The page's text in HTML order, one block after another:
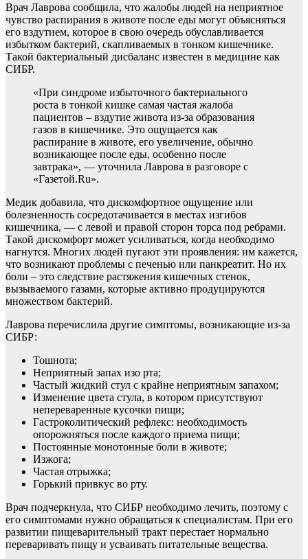
Врач Лаврова сообщила, что жалобы людей на неприятное
чувство распирания в животе после еды могут объясняться
его вздутием, которое в свою очередь обуславливается
избытком бактерий, скапливаемых в тонком кишечнике.
Такой бактериальный дисбаланс известен в медицине как
СИБР.
«При синдроме избыточного бактериального
роста в тонкой кишке самая частая жалоба
пациентов – вздутие живота из-за образования
газов в кишечнике. Это ощущается как
распирание в животе, его увеличение, обычно
возникающее после еды, особенно после
завтрака», — уточнила Лаврова в разговоре с
«Газетой.Ru».
Медик добавила, что дискомфортное ощущение или
болезненность сосредотачивается в местах изгибов
кишечника, — с левой и правой сторон торса под ребрами.
Такой дискомфорт может усиливаться, когда необходимо
нагнутся. Многих людей пугают эти проявления: им кажется,
что возникают проблемы с печенью или панкреатит. Но их
боли – это следствие растяжения кишечных стенок,
вызываемого газами, которые активно продуцируются
множеством бактерий.
Лаврова перечислила другие симптомы, возникающие из-за
СИБР:
Тошнота;
Неприятный запах изо рта;
Частый жидкий стул с крайне неприятным запахом;
Изменение цвета стула, в котором присутствуют
непереваренные кусочки пищи;
Гастроколитический рефлекс: необходимость
опорожняться после каждого приема пищи;
Постоянные монотонные боли в животе;
Изжога;
Частая отрыжка;
Горький привкус во рту.
Врач подчеркнула, что СИБР необходимо лечить, поэтому с
его симптомами нужно обращаться к специалистам. При его
развитии пищеварительный тракт перестает нормально
переваривать пищу и усваивать питательные вещества.